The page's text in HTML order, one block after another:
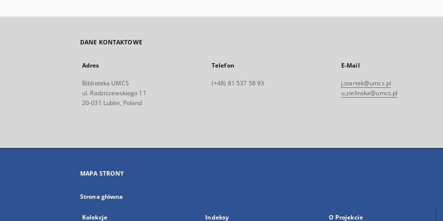
DANE KONTAKTOWE
Adres
Biblioteka UMCS
ul. Radziszewskiego 11
20-031 Lublin, Poland
Telefon
(+48) 81 537 58 93
E-Mail
j.startek@umcs.pl
u.zielinska@umcs.pl
MAPA STRONY
Strona główna
Kolekcje Indeksy O Projekcie